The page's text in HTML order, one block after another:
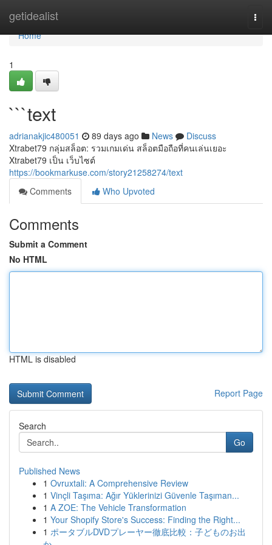
getidealist
Home
Home
1
```text
adrianakjic480051 89 days ago News
Discuss
Xtrabet79 กลุ่มสล็อต: รวมเกมเด่น สล็อตมือถือที่คนเล่นเยอะ
Xtrabet79 เป็น เว็บไซต์
https://bookmarkuse.com/story21258274/text
Comments
Who Upvoted
Comments
Submit a Comment
No HTML
HTML is disabled
Report Page
Search
Go
Published News
1 Ovruxtali: A Comprehensive Review
1 Vinçli Taşıma: Ağır Yüklerinizi Güvenle Taşıman...
1 A ZOE: The Vehicle Transformation
1 Your Shopify Store's Success: Finding the Right...
1 ポータブルDVDプレーヤー徹底比較：子どものお出